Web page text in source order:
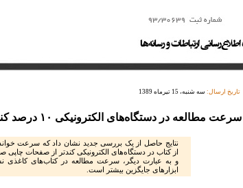
تاریخ ارسال: سه شنبه، 15 تیرماه 1389
سرعت مطالعه در دستگاه‌های الکترونیکی ۱۰ درصد کندتر از کتاب‌های کاغذی
نتایج حاصل از یک بررسی جدید نشان داد که سرعت
از کتاب در دستگاه‌های الکترونیکی کندتر از صفحات چاپی
و به عبارت دیگر، سرعت مطالعه در کتاب‌های کاغذی
ابزارهای جایگزین بیشتر است.